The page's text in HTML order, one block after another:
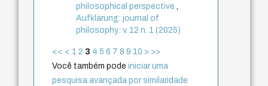
philosophical perspective,
Aufklärung: journal of
philosophy: v. 12 n. 1 (2025)
<< < 1 2 3 4 5 6 7 8 9 10 > >>
Você também podeiniciar uma
pesquisa avançada por similaridade